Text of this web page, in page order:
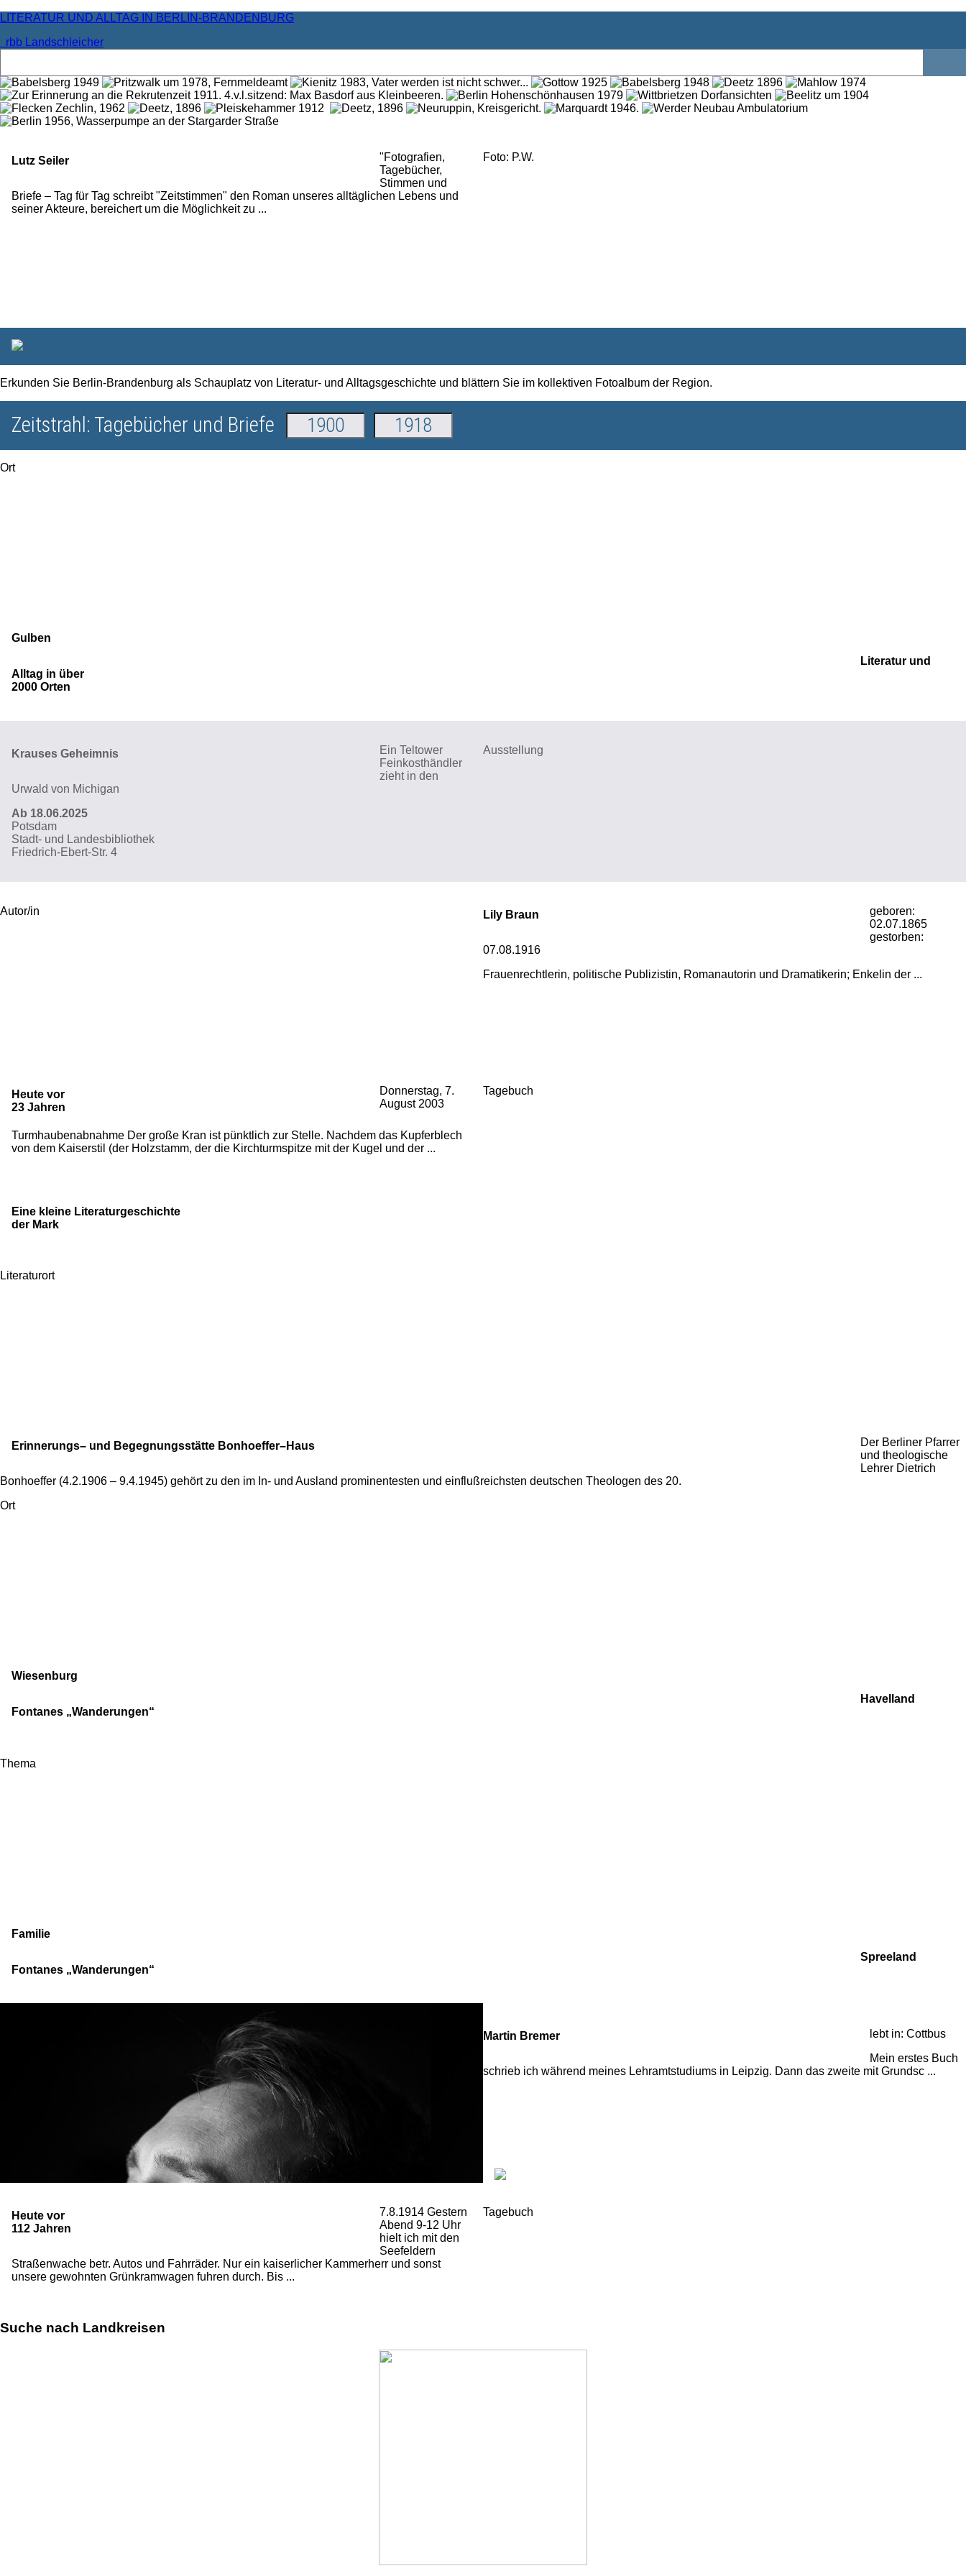
LITERATUR UND ALLTAG IN BERLIN-BRANDENBURG
rbb Landschleicher
Lutz Seiler
"Fotografien,
Tagebücher,
Stimmen und
Briefe – Tag für Tag schreibt "Zeitstimmen" den Roman unseres alltäglichen Lebens und
seiner Akteure, bereichert um die Möglichkeit zu ...
Foto: P.W.
Erkunden Sie Berlin-Brandenburg als Schauplatz von Literatur- und Alltagsgeschichte und blättern Sie im kollektiven Fotoalbum der Region.
Zeitstrahl: Tagebücher und Briefe
Ort
Gulben
Literatur und
Alltag in über
2000 Orten
Krauses Geheimnis
Ein Teltower
Feinkosthändler
zieht in den
Urwald von Michigan
Ab 18.06.2025
Potsdam
Stadt- und Landesbibliothek
Friedrich-Ebert-Str. 4
Ausstellung
Autor/in Lily Braun
geboren:
02.07.1865
gestorben:
07.08.1916
Frauenrechtlerin, politische Publizistin, Romanautorin und Dramatikerin; Enkelin der ...
Heute vor
23 Jahren
Donnerstag, 7.
August 2003
Turmhaubenabnahme Der große Kran ist pünktlich zur Stelle. Nachdem das Kupferblech
von dem Kaiserstil (der Holzstamm, der die Kirchturmspitze mit der Kugel und der ...
Tagebuch
Eine kleine Literaturgeschichte
der Mark
Literaturort
Erinnerungs– und Begegnungsstätte Bonhoeffer–Haus
Der Berliner Pfarrer
und theologische
Lehrer Dietrich
Bonhoeffer (4.2.1906 – 9.4.1945) gehört zu den im In- und Ausland prominentesten und einflußreichsten deutschen Theologen des 20.
Ort
Wiesenburg
Havelland
Fontanes „Wanderungen“
Thema
Familie
Spreeland
Fontanes „Wanderungen“
Martin Bremer
lebt in: Cottbus
Mein erstes Buch
schrieb ich während meines Lehramtstudiums in Leipzig. Dann das zweite mit Grundsc ...
Heute vor
112 Jahren
7.8.1914 Gestern
Abend 9-12 Uhr
hielt ich mit den
Seefeldern
Straßenwache betr. Autos und Fahrräder. Nur ein kaiserlicher Kammerherr und sonst
unsere gewohnten Grünkramwagen fuhren durch. Bis ...
Tagebuch
Suche nach Landkreisen